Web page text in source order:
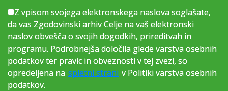
Z vpisom svojega elektronskega naslova soglašate,
da vas Zgodovinski arhiv Celje na vaš elektronski
naslov obvešča o svojih dogodkih, prireditvah in
programu. Podrobnejša določila glede varstva osebnih
podatkov ter pravic in obveznosti v tej zvezi, so
opredeljena na spletni strani v Politiki varstva osebnih
podatkov.